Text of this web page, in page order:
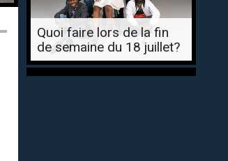
Quoi faire lors de la fin
de semaine du 18 juillet?